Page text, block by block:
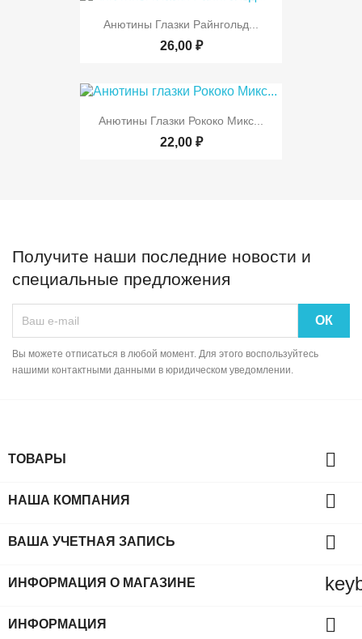
Анютины Глазки Райнгольд...
26,00 ₽
Анютины Глазки Рококо Микс...
22,00 ₽
Получите наши последние новости и
специальные предложения
Вы можете отписаться в любой момент. Для этого воспользуйтесь
нашими контактными данными в юридическом уведомлении.
ТОВАРЫ 
НАША КОМПАНИЯ 
ВАША УЧЕТНАЯ ЗАПИСЬ 
ИНФОРМАЦИЯ О МАГАЗИНЕ
ИНФОРМАЦИЯ 